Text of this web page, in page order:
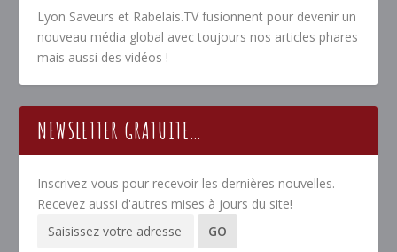
Lyon Saveurs et Rabelais.TV fusionnent pour devenir un
nouveau média global avec toujours nos articles phares
mais aussi des vidéos !
NEWSLETTER GRATUITE…
Inscrivez-vous pour recevoir les dernières nouvelles.
Recevez aussi d'autres mises à jours du site!